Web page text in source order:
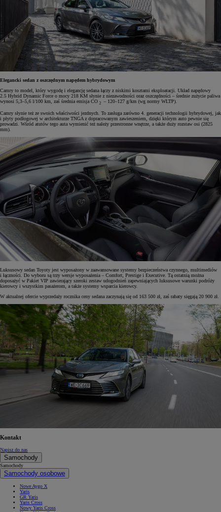
Elegancki sedan z oszczędnym napędem hybrydowym
Camry to model, który wygodę i elegancję sedana łączy z niskimi kosztami eksploatacji. Układ napędowy
2.5 Hybrid Dynamic Force o mocy 218 KM słynie z niezawodności oraz oszczędności – średnie zużycie paliwa
wynosi 5,3–5,6 l/100 km, zaś średnia emisja CO 2 – 120–127 g/km (wg normy WLTP).
Camry słynie też ze swoich właściwości jezdnych. To zasługa zarówno 4. generacji technologii hybrydowej, jak
i płyty podłogowej w architekturze TNGA z dopracowanym zawieszeniem, dzięki którym auto pewnie się
prowadzi. Wśród atutów tego auta wymienić też należy przestronne wnętrze, a także duży rozstaw osi (2825
mm).
Luksusowy sedan Toyoty jest wyposażony w zaawansowane systemy bezpieczeństwa czynnego, multimediów
i łączności. Do wyboru są trzy wersje wyposażenia – Comfort, Prestige i Executive. Tą ostatnią można
doposażyć w Pakiet VIP zawierający szeroki zestaw udogodnień zapewniających luksusowe warunki podróży
kierowcy i wszystkim pasażerom, a także systemy wsparcia kierowcy.
W aktualnej ofercie wyprzedaży rocznika ceny sedana zaczynają się od 163 500 zł, zaś rabaty sięgają 20 900 zł.
Kontakt
Napisz do nas
Samochody
Samochody
Samochody osobowe
Nowe Aygo X
Yaris
GR Yaris
Yaris Cross
Nowy Yaris Cross